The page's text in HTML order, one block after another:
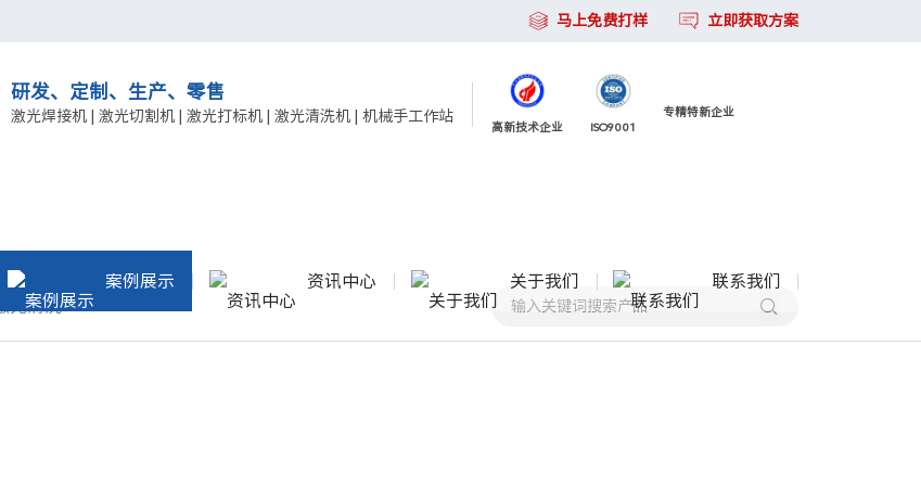
马上免费打样 立即获取方案
研发、定制、生产、零售
激光焊接机 | 激光切割机 | 激光打标机 | 激光清洗机 | 机械手工作站
高新技术企业 ISO9001
专精特新企业
案例展示 资讯中心 关于我们 联系我们
激光清洗